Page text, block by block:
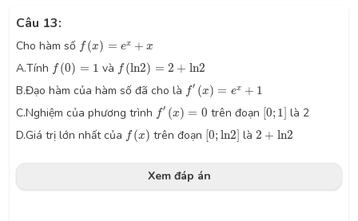
Câu 13:
Cho hàm số f (x) = ex + x
f(x)= +x
A.Tính f (0) = 1
f(0)= và f (ln2) = 2 + ln2
f(ln2)= ln 2
B.Đạo hàm của hàm số đã cho là f′ (x) = ex + 1
f′( x = 1
C.Nghiệm của phương trình f′ (x) = 0
f′( x = trên đoạn [0; 1]
[0; 1] là 2
D.Giá trị lớn nhất của f (x)
f(x) trên đoạn [0; ln2]
[0; ln2] là 2 + ln2
2 + ln2
Xem đáp án